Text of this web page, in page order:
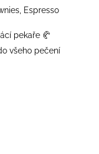
Espresso
pekaře 🥐
všeho pečení